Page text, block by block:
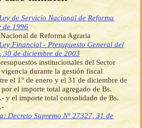
de Servicio Nacional de Reforma
de 1996
de Reforma Agraria
Financial - Presupuesto General del
30 de diciembre de 2003
institucionales del Sector
durante la gestión fiscal
el 1° de enero y el 31 de diciembre de
el importe total agregado de Bs.
y el importe total consolidado de Bs.
Decreto Supremo Nº 27327, 31 de